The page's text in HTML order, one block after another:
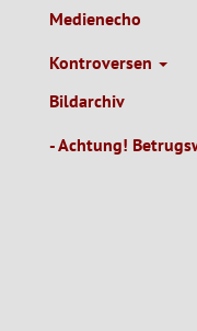
Medienecho
Kontroversen
Bildarchiv
- Achtung!